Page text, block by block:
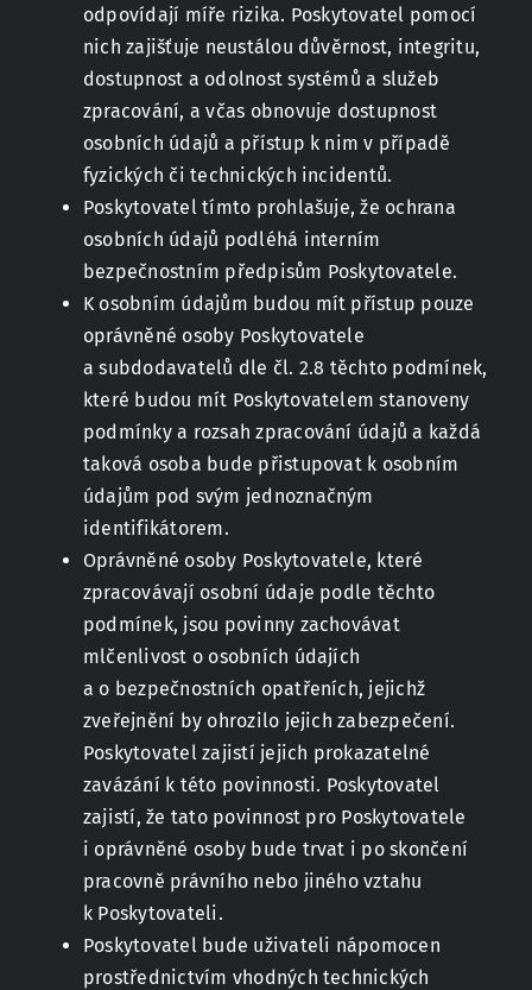
odpovídají míře rizika. Poskytovatel pomocí
nich zajišťuje neustálou důvěrnost, integritu,
dostupnost a odolnost systémů a služeb
zpracování, a včas obnovuje dostupnost
osobních údajů a přístup k nim v případě
fyzických či technických incidentů.
Poskytovatel tímto prohlašuje, že ochrana
osobních údajů podléhá interním
bezpečnostním předpisům Poskytovatele.
K osobním údajům budou mít přístup pouze
oprávněné osoby Poskytovatele
a subdodavatelů dle čl. 2.8 těchto podmínek,
které budou mít Poskytovatelem stanoveny
podmínky a rozsah zpracování údajů a každá
taková osoba bude přistupovat k osobním
údajům pod svým jednoznačným
identifikátorem.
Oprávněné osoby Poskytovatele, které
zpracovávají osobní údaje podle těchto
podmínek, jsou povinny zachovávat
mlčenlivost o osobních údajích
a o bezpečnostních opatřeních, jejichž
zveřejnění by ohrozilo jejich zabezpečení.
Poskytovatel zajistí jejich prokazatelné
zavázání k této povinnosti. Poskytovatel
zajistí, že tato povinnost pro Poskytovatele
i oprávněné osoby bude trvat i po skončení
pracovně právního nebo jiného vztahu
k Poskytovateli.
Poskytovatel bude uživateli nápomocen
prostřednictvím vhodných technických